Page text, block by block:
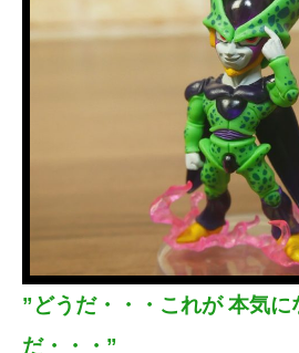
”どうだ・・・これが 本気に
だ・・・”